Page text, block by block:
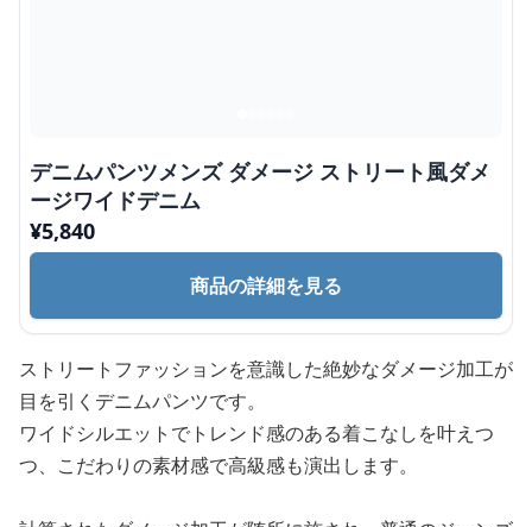
デニムパンツメンズ ダメージ ストリート風ダメ
ージワイドデニム
¥5,840
商品の詳細を見る
ストリートファッションを意識した絶妙なダメージ加工が
目を引くデニムパンツです。
ワイドシルエットでトレンド感のある着こなしを叶えつ
つ、こだわりの素材感で高級感も演出します。